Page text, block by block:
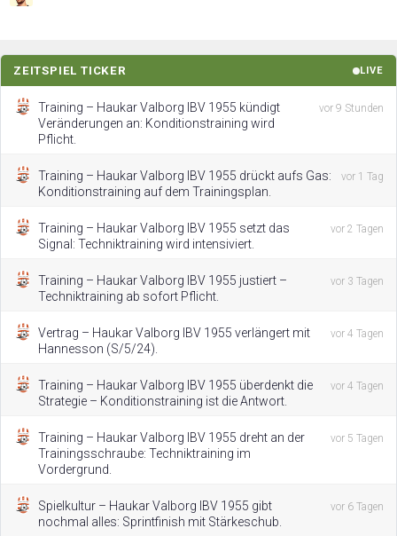
ZEITSPIEL TICKER LIVE
Training – Haukar Valborg IBV 1955 kündigt
Veränderungen an: Konditionstraining wird
Pflicht.
vor 9 Stunden
Training – Haukar Valborg IBV 1955 drückt aufs Gas:
Konditionstraining auf dem Trainingsplan.
vor 1 Tag
Training – Haukar Valborg IBV 1955 setzt das
Signal: Techniktraining wird intensiviert.
vor 2 Tagen
Training – Haukar Valborg IBV 1955 justiert –
Techniktraining ab sofort Pflicht.
vor 3 Tagen
Vertrag – Haukar Valborg IBV 1955 verlängert mit
Hannesson (S/5/24).
vor 4 Tagen
Training – Haukar Valborg IBV 1955 überdenkt die
Strategie – Konditionstraining ist die Antwort.
vor 4 Tagen
Training – Haukar Valborg IBV 1955 dreht an der
Trainingsschraube: Techniktraining im
Vordergrund.
vor 5 Tagen
Spielkultur – Haukar Valborg IBV 1955 gibt
nochmal alles: Sprintfinish mit Stärkeschub.
vor 6 Tagen